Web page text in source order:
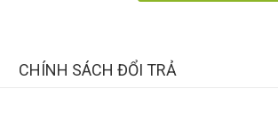
CHÍNH SÁCH ĐỔI TRẢ